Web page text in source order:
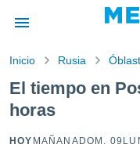
por
para
la
calidad.
Inicio Rusia
El tiempo en
horas
HOY MAÑANA DOM. 09